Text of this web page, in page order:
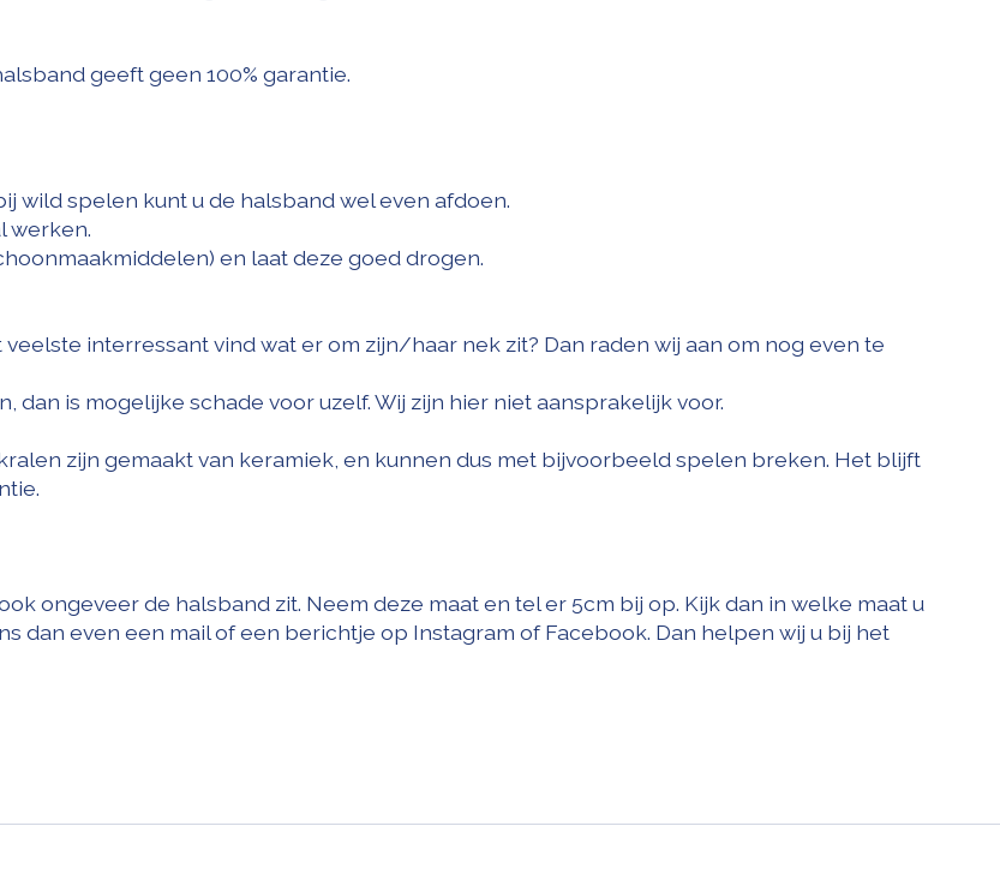
geeft geen 100% garantie.
wild spelen kunt u de halsband wel even afdoen.
werken.
en laat deze goed drogen.
interressant vind wat er om zijn/haar nek zit? Dan raden wij aan om nog even te
is mogelijke schade voor uzelf. Wij zijn hier niet aansprakelijk voor.
zijn gemaakt van keramiek, en kunnen dus met bijvoorbeeld spelen breken. Het blijft
ongeveer de halsband zit. Neem deze maat en tel er 5cm bij op. Kijk dan in welke maat u
dan even een mail of een berichtje op Instagram of Facebook. Dan helpen wij u bij het